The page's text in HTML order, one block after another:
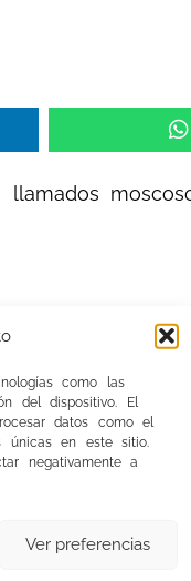
como las
del dispositivo. El
datos como el
únicas en este sitio.
negativamente a
Ver preferencias
llamados
Ley 20/
a ellas ni